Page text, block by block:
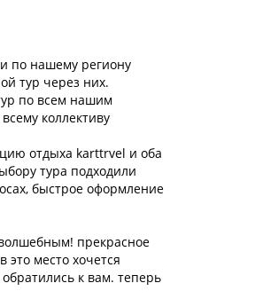
по нашему региону
тур через них.
по всем нашим
коллективу
отдыха karttrvel и оба
тура подходили
быстрое оформление
прекрасное
место хочется
к вам. теперь